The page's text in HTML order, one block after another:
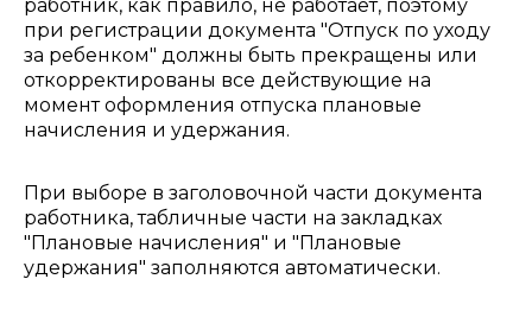
работник, как правило, не работает, поэтому
при регистрации документа "Отпуск по уходу
за ребенком" должны быть прекращены или
откорректированы все действующие на
момент оформления отпуска плановые
начисления и удержания.
При выборе в заголовочной части документа
работника, табличные части на закладках
"Плановые начисления" и "Плановые
удержания" заполняются автоматически.